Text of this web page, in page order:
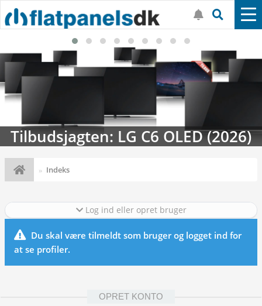
Tilbudsjagten: LG C6 OLED (2026)
Indeks
Log ind eller opret bruger
Du skal være tilmeldt som bruger og logget ind for
at se profiler.
OPRET KONTO